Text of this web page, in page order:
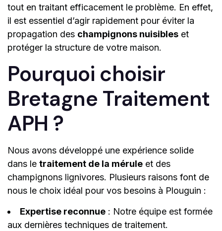
tout en traitant efficacement le problème. En effet,
il est essentiel d’agir rapidement pour éviter la
propagation des champignons nuisibles et
protéger la structure de votre maison.
Pourquoi choisir
Bretagne Traitement
APH ?
Nous avons développé une expérience solide
dans le traitement de la mérule et des
champignons lignivores. Plusieurs raisons font de
nous le choix idéal pour vos besoins à Plouguin :
Expertise reconnue : Notre équipe est formée
aux dernières techniques de traitement.